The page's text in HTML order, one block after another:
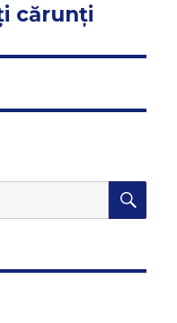
cărunți